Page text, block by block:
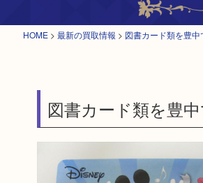
HOME > 最新の買取情報 > 図書カード類を豊
図書カード類を豊